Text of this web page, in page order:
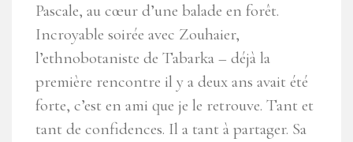
Pascale, au cœur d’une balade en forêt.
Incroyable soirée avec Zouhaier,
l’ethnobotaniste de Tabarka – déjà la
première rencontre il y a deux ans avait été
forte, c’est en ami que je le retrouve. Tant et
tant de confidences. Il a tant à partager. Sa